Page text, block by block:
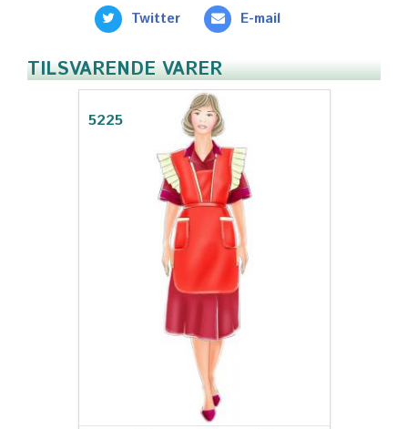
Twitter E-mail
TILSVARENDE VARER
5225